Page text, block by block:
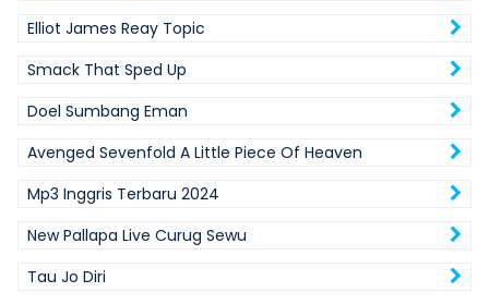
Elliot James Reay Topic
Smack That Sped Up
Doel Sumbang Eman
Avenged Sevenfold A Little Piece Of Heaven
Mp3 Inggris Terbaru 2024
New Pallapa Live Curug Sewu
Tau Jo Diri